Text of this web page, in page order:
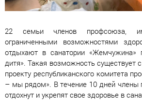
22 семьи членов профсоюза,
ограниченными возможностями
отдыхают в санатории «Жемчужина»
дитя». Такая возможность существует
проекту республиканского комитета
– мы рядом». В течение 10 дней члены
отдохнут и укрепят свое здоровье в